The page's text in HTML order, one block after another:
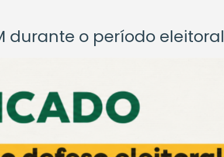
durante o período eleitoral